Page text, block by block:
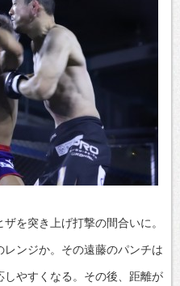
を突き上げ打撃の間合いに。
ンジか。その遠藤のパンチは
やすくなる。その後、距離が